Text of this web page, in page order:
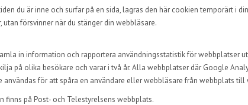
du är inne och surfar på en sida, lagras den här cookien temporärt i
försvinner när du stänger din webbläsare.
in information och rapportera användningsstatistik för webbplatser
på olika besökare och varar i två år. Alla webbplatser där Google
användas för att spåra en användare eller webbläsare från webbplats till
finns på Post- och Telestyrelsens webbplats.